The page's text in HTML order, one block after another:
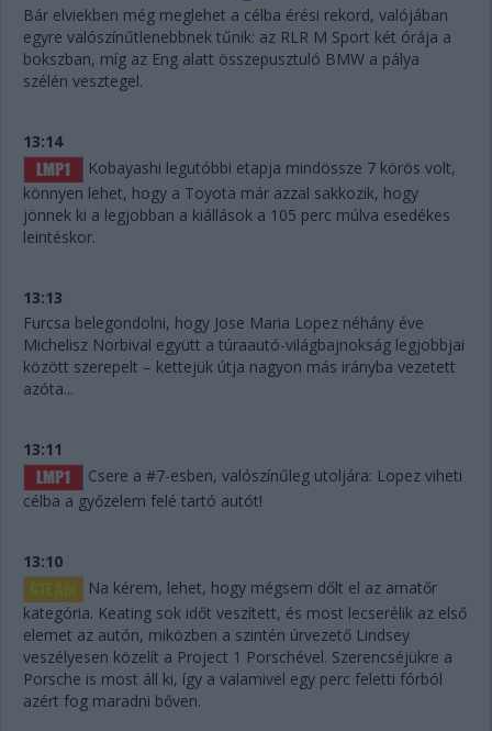
Bár elviekben még meglehet a célba érési rekord, valójában
egyre valószínűtlenebbnek tűnik: az RLR M Sport két órája a
bokszban, míg az Eng alatt összepusztuló BMW a pálya
szélén vesztegel.
13:14
Kobayashi legutóbbi etapja mindössze 7 körös volt,
könnyen lehet, hogy a Toyota már azzal sakkozik, hogy
jönnek ki a legjobban a kiállások a 105 perc múlva esedékes
leintéskor.
13:13
Furcsa belegondolni, hogy Jose Maria Lopez néhány éve
Michelisz Norbival együtt a túraautó-világbajnokság legjobbjai
között szerepelt – kettejük útja nagyon más irányba vezetett
azóta...
13:11
Csere a #7-esben, valószínűleg utoljára: Lopez viheti
célba a győzelem felé tartó autót!
13:10
Na kérem, lehet, hogy mégsem dőlt el az amatőr
kategória. Keating sok időt veszített, és most lecserélik az első
elemet az autón, miközben a szintén úrvezető Lindsey
veszélyesen közelít a Project 1 Porschével. Szerencséjükre a
Porsche is most áll ki, így a valamivel egy perc feletti fórból
azért fog maradni bőven.